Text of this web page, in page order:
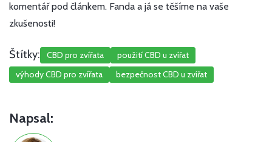
komentář pod článkem. Fanda a já se těšíme na vaše
zkušenosti!
Štítky: CBD pro zvířata
použití CBD u zvířat
výhody CBD pro zvířata
bezpečnost CBD u zvířat
Napsal: